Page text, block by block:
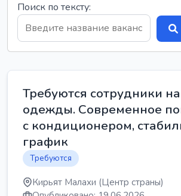
Поиск по тексту:
Требуются сотрудники
одежды. Современное
с кондиционером,
график
Требуются
Кирьят Малахи (Центр страны)